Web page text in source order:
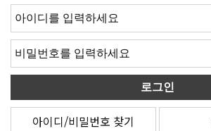
아이디/비밀번호 찾기